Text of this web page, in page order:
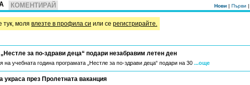
КОМЕНТИРАЙ Нови | Първи |
тук, моля влезте в профила си или се регистрирайте.
за по-здрави деца“ подари незабравим летен ден
на учебната година програмата „Нестле за по-здрави деца“ подари на 30 ...още
украса през Пролетната ваканция